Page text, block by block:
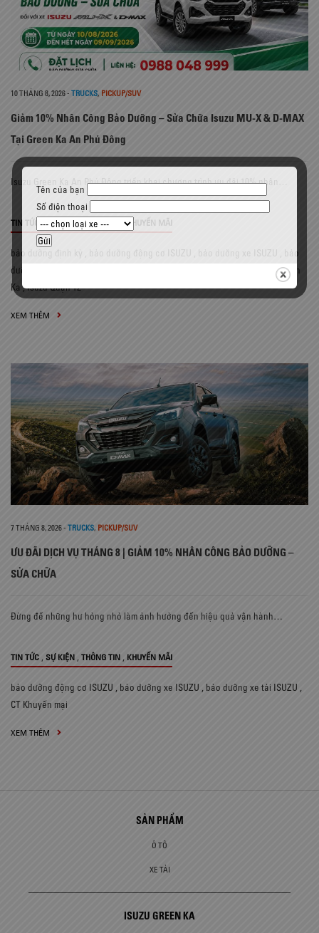
10 THÁNG 8, 2026- TRUCKS, PICKUP/SUV
Giảm 10% Nhân Công Bảo Dưỡng – Sửa Chữa Isuzu MU-X & D-MAX
Tại Green Ka An Phú Đông
Isuzu Green Ka An Phú Đông triển khai chương trình ưu đãi 10% nhân…
TIN TỨC , SỰ KIỆN , THÔNG TIN , KHUYẾN MÃI
bảo dưỡng định kỳ bảo dưỡng động cơ ISUZU , bảo dưỡng xe ISUZU ,
bảo
dưỡng xe tải ISUZU
Isuzu Green
Ka ,Isuzu Quận 12
XEM THÊM
7 THÁNG 8, 2026- TRUCKS, PICKUP/SUV
ƯU ĐÃI DỊCH VỤ THÁNG 8 | GIẢM 10% NHÂN CÔNG BẢO DƯỠNG –
SỬA CHỮA
Đừng để những hư hỏng nhỏ làm ảnh hưởng đến hiệu quả vận hành…
TIN TỨC , SỰ KIỆN , THÔNG TIN , KHUYẾN MÃI
bảo dưỡng động cơ ISUZU , bảo dưỡng xe ISUZU , bảo dưỡng xe tải ISUZU ,
CT Khuyến mại
XEM THÊM
SẢN PHẨM
Ô TÔ
XE TẢI
ISUZU GREEN KA
Tên của bạn
Số điện thoại